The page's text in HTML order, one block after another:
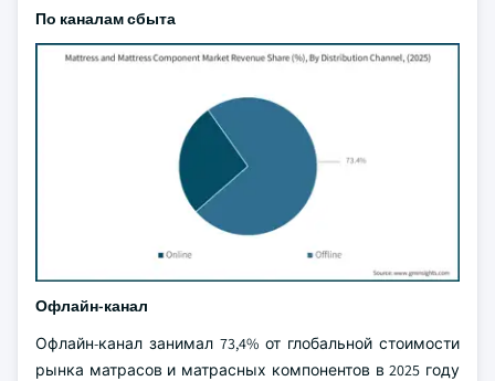
По каналам сбыта
Офлайн-канал
Офлайн-канал занимал 73,4% от глобальной стоимости
рынка матрасов и матрасных компонентов в 2025 году